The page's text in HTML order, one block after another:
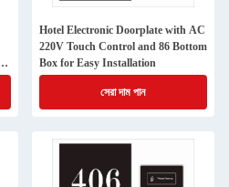
Hotel Electronic Doorplate with AC
220V Touch Control and 86 Bottom
Box for Easy Installation
সেরা দাম পান